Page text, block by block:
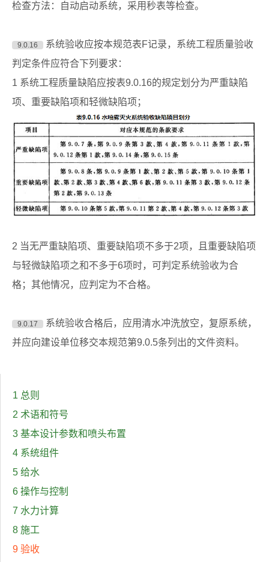
检查方法：自动启动系统，采用秒表等检查。
9.0.16
系统验收应按本规范表F记录，系统工程质量验收
判定条件应符合下列要求：
1 系统工程质量缺陷应按表9.0.16的规定划分为严重缺陷
项、重要缺陷项和轻微缺陷项；
2 当无严重缺陷项、重要缺陷项不多于2项，且重要缺陷项
与轻微缺陷项之和不多于6项时，可判定系统验收为合
格；其他情况，应判定为不合格。
9.0.17
系统验收合格后，应用清水冲洗放空，复原系统，
并应向建设单位移交本规范第9.0.5条列出的文件资料。
1 总则
2 术语和符号
3 基本设计参数和喷头布置
4 系统组件
5 给水
6 操作与控制
7 水力计算
8 施工
9 验收